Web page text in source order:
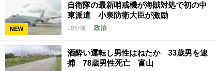
NEW
自衛隊の最新哨戒機が海賊対処で初の中
東派遣 小泉防衛大臣が激励
18分前 政治
酒酔い運転し男性はねたか 33歳男を逮
捕 78歳男性死亡 富山